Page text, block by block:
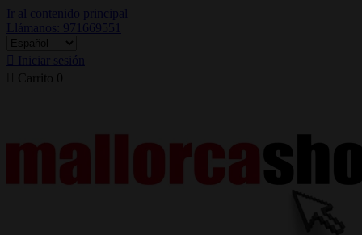
Ir al contenido principal
Llámanos: 971669551
Iniciar sesión
Carrito 0